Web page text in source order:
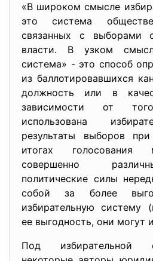
«В широком смысле
это система
связанных с выборами
власти. В узком
система» - это способ
из баллотировавшихся
должность или в
зависимости от
использована
результаты выборов
итогах голосования
совершенно
политические силы
собой за более
избирательную систему
ее выгодность, они могут
Под избирательной